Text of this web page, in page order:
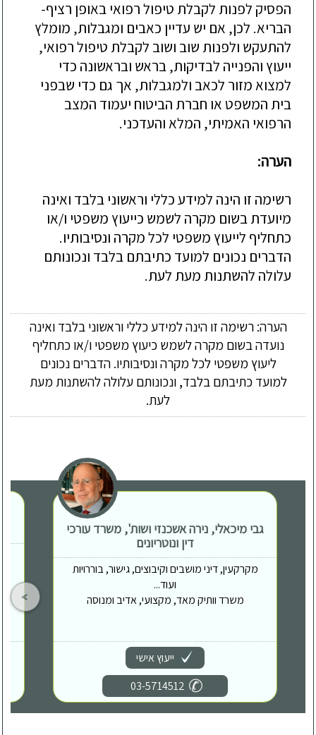
הפסיק לפנות לקבלת טיפול רפואי באופן רציף-
הבריא. לכן, אם יש עדיין כאבים ומגבלות, מומלץ
להתעקש ולפנות שוב ושוב לקבלת טיפול רפואי,
ייעוץ והפנייה לבדיקות, בראש ובראשונה כדי
למצוא מזור לכאב ולמגבלות, אך גם כדי שבפני
בית המשפט או חברת הביטוח יעמוד המצב
הרפואי האמיתי, המלא והעדכני.
הערה:
רשימה זו הינה למידע כללי וראשוני בלבד ואינה
מיועדת בשום מקרה לשמש כייעוץ משפטי ו/או
כתחליף לייעוץ משפטי לכל מקרה ונסיבותיו.
הדברים נכונים למועד כתיבתם בלבד ונכונותם
עלולה להשתנות מעת לעת.
הערה: רשימה זו הינה למידע כללי וראשוני בלבד ואינה
נועדה בשום מקרה לשמש כיעוץ משפטי ו/או כתחליף
ליעוץ משפטי לכל מקרה ונסיבותיו. הדברים נכונים
למועד כתיבתם בלבד, ונכונותם עלולה להשתנות מעת
לעת.
גבי מיכאלי, נירה אשכנזי ושות', משרד עורכי
דין ונוטריונים
מקרקעין, דיני מושבים וקיבוצים, גישור, בוררויות
ועוד...
משרד וותיק מאד, מקצועי, אדיב ומנוסה
ייעוץ אישי
03-5714512